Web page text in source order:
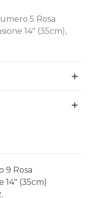
5 Rosa
14" (35cm),
resistente e
rigorosi
ad aria o
valvola
di utilizzare
per